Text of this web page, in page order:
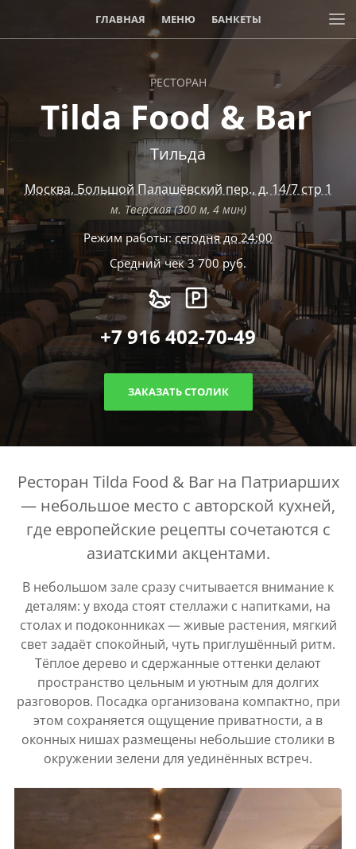
ГЛАВНАЯ МЕНЮ БАНКЕТЫ
РЕСТОРАН
Tilda Food & Bar
Тильда
Москва, Большой Палашёвский пер., д. 14/7 стр 1
м. Тверская (300 м, 4 мин)
Режим работы:сегодня до 24:00
Средний чек 3 700 руб.
+7 916 402-70-49
ЗАКАЗАТЬ СТОЛИК
Ресторан Tilda Food & Bar на Патриарших
— небольшое место с авторской кухней,
где европейские рецепты сочетаются с
азиатскими акцентами.
В небольшом зале сразу считывается внимание к
деталям: у входа стоят стеллажи с напитками, на
столах и подоконниках — живые растения, мягкий
свет задаёт спокойный, чуть приглушённый ритм.
Тёплое дерево и сдержанные оттенки делают
пространство цельным и уютным для долгих
разговоров. Посадка организована компактно, при
этом сохраняется ощущение приватности, а в
оконных нишах размещены небольшие столики в
окружении зелени для уединённых встреч.